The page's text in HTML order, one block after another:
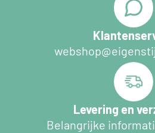
Levering en
Belangrijke